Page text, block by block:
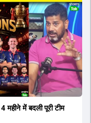
है। वहीं, इंग्लैंड के पूर्व कप्तान
सीजन की सबसे बड़ी बात इस
स्टेडियम में भारी भीड़ उमड़ती
में होने वाली
कर लिया गया है।
में बदली पूरी टीम